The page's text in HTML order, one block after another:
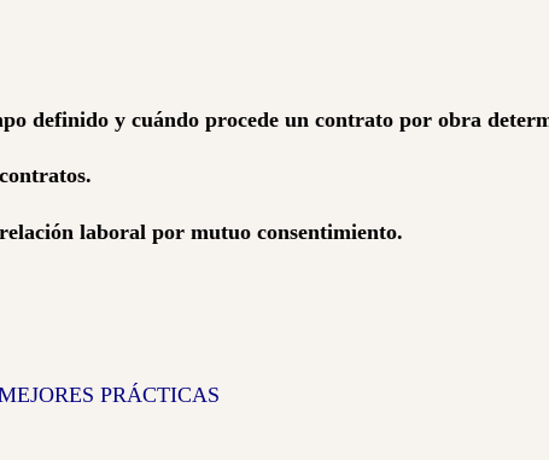
definido y cuándo procede un contrato por obra
laboral por mutuo consentimiento.
PRÁCTICAS